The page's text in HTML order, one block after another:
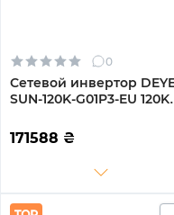
0
Сетевой инвертор
SUN-120K-G01P3-EU
171588 ₴